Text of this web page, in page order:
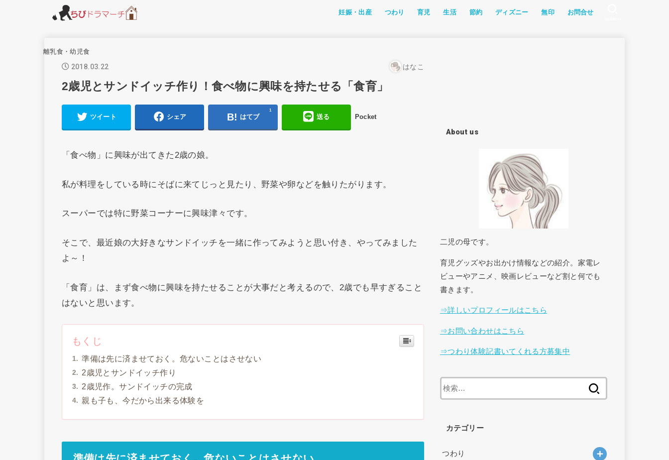
妊娠・出産 つわり 育児 生活 節約 ディズニー 無印 お問合せ
離乳食・幼児食
2018.03.22 はなこ
2歳児とサンドイッチ作り！食べ物に興味を持たせる「食育」
ツイート シェア はてブ
1
送る Pocket
「食べ物」に興味が出てきた2歳の娘。
私が料理をしている時にそばに来てじっと見たり、野菜や卵などを触りたがります。
スーパーでは特に野菜コーナーに興味津々です。
そこで、最近娘の大好きなサンドイッチを一緒に作ってみようと思い付き、やってみました
よ～！
「食育」は、まず食べ物に興味を持たせることが大事だと考えるので、2歳でも早すぎること
はないと思います。
もくじ
準備は先に済ませておく。危ないことはさせない
2歳児とサンドイッチ作り
2歳児作。サンドイッチの完成
親も子も、今だから出来る体験を
About us
二児の母です。
育児グッズやお出かけ情報などの紹介。家電レ
ビューやアニメ、映画レビューなど割と何でも
書きます。
⇒詳しいプロフィールはこちら
⇒お問い合わせはこちら
⇒つわり体験記書いてくれる方募集中
索
カテゴリー
つわり